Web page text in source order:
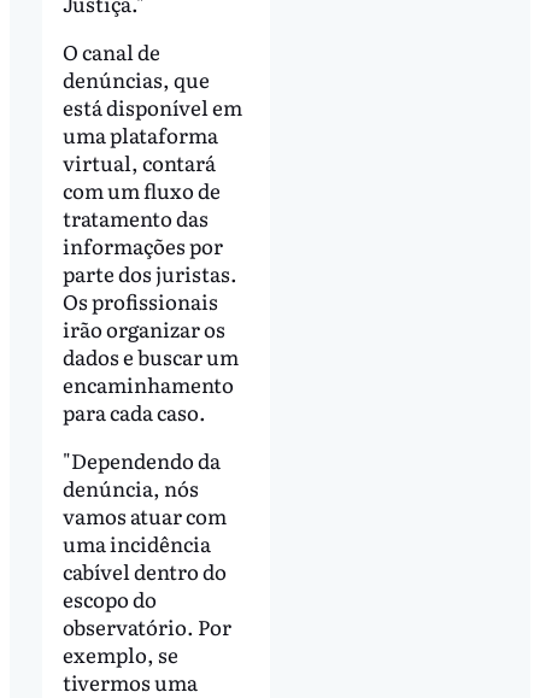
O canal de
denúncias, que
está disponível em
uma plataforma
virtual, contará
com um fluxo de
tratamento das
informações por
parte dos juristas.
Os profissionais
irão organizar os
dados e buscar um
encaminhamento
para cada caso.
"Dependendo da
denúncia, nós
vamos atuar com
uma incidência
cabível dentro do
escopo do
observatório. Por
exemplo, se
tivermos uma